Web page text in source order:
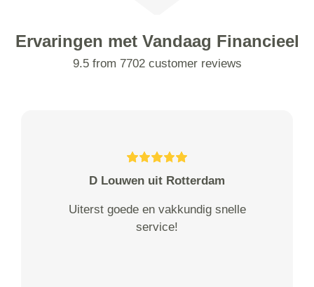
Ervaringen met Vandaag Financieel
9.5 from 7702 customer reviews
D Louwen uit Rotterdam
Uiterst goede en vakkundig snelle
service!